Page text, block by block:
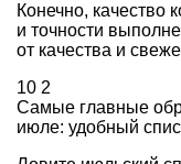
Конечно, качество
и точности
от качества и
10 2
Самые главные
июле: удобный